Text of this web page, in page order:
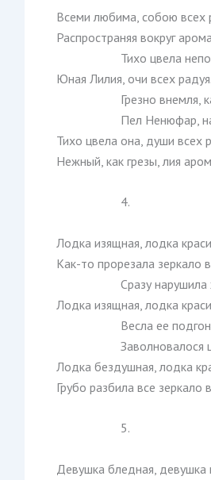
Всеми любима, собою всех
Распространяя вокруг
Тихо цвела
Юная Лилия, очи всех радуя.
Грезно внемля,
Пел Ненюфар,
Тихо цвела она, души всех
Нежный, как грезы, лия
4.
Лодка изящная, лодка
Как-то прорезала зеркало
Сразу
Лодка изящная, лодка
Весла ее
Заволновалося
Лодка бездушная, лодка
Грубо разбила все зеркало
5.
Девушка бледная, девушка